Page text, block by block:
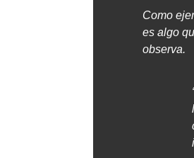
Como
es algo
observa.